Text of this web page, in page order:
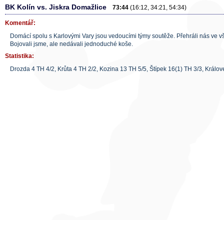
BK Kolín vs. Jiskra Domažlice 73:44 (16:12, 34:21, 54:34)
Komentář:
Domácí spolu s Karlovými Vary jsou vedoucími týmy soutěže. Přehráli nás ve
Bojovali jsme, ale nedávali jednoduché koše.
Statistika:
Drozda 4 TH 4/2, Krůta 4 TH 2/2, Kozina 13 TH 5/5, Štípek 16(1) TH 3/3,